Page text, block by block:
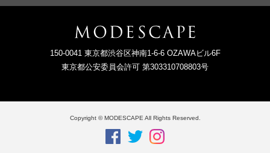
150-0041 東京都渋谷区神南1-6-6 OZAWAビル6F
東京都公安委員会許可 第303310708803号
Copyright © MODESCAPE All Rights Reserved.